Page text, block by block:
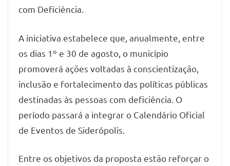
com Deficiência.
A iniciativa estabelece que, anualmente, entre
os dias 1º e 30 de agosto, o município
promoverá ações voltadas à conscientização,
inclusão e fortalecimento das políticas públicas
destinadas às pessoas com deficiência. O
período passará a integrar o Calendário Oficial
de Eventos de Siderópolis.
Entre os objetivos da proposta estão reforçar o